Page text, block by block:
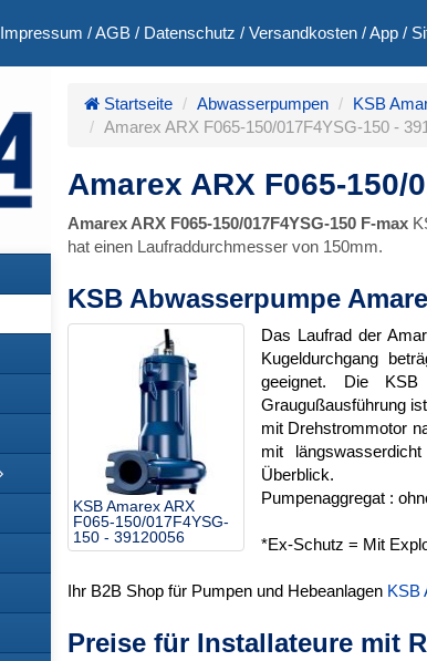
Impressum /AGB / Datenschutz / Versandkosten /App /
Startseite Abwasserpumpen KSB
Amarex ARX F065-150/017F4YSG-150 -
Amarex ARX F065-150/
Amarex ARX F065-150/017F4YSG-150 F-max
hat einen Laufraddurchmesser von 150mm.
KSB Abwasserpumpe
KSB Amarex ARX
F065-150/017F4YSG-
150 - 39120056
Das Laufrad der
Kugeldurchgang
geeignet. Die KSB
Graugußausführung
mit Drehstrommotor
mit
Überblick.
Pumpenaggregat :
*Ex-Schutz = Mit
Ihr B2B Shop für Pumpen und Hebeanlagen KSB
Preise für Installateure mit